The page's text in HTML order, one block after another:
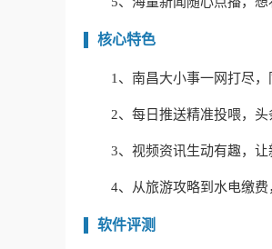
核心特色
1、南昌大小事一网打尽
2、每日推送精准投喂，
3、视频资讯生动有趣，
4、从旅游攻略到水电缴
软件评测